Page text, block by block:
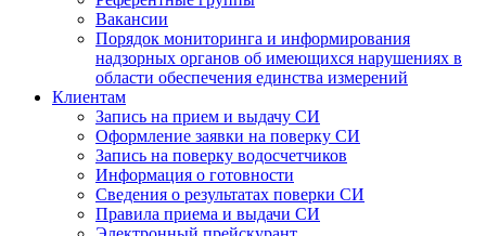
Вакансии
Порядок мониторинга и информирования
надзорных органов об имеющихся нарушениях в
области обеспечения единства измерений
Клиентам
Запись на прием и выдачу СИ
Оформление заявки на поверку СИ
Запись на поверку водосчетчиков
Информация о готовности
Сведения о результатах поверки СИ
Правила приема и выдачи СИ